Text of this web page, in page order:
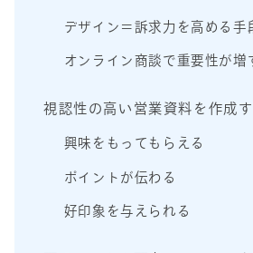
デザイン＝訴求力を高める手
オンライン商談で重要性が増
視認性の高い営業資料を作成
興味をもってもらえる
ポイントが伝わる
好印象を与えられる